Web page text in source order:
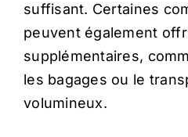
suffisant. Certaines
peuvent également
supplémentaires,
les bagages ou le
volumineux.